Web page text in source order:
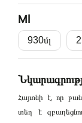
Էլ․հասցե
Ml
930մլ
Հայտնի է, որ
տեղ է